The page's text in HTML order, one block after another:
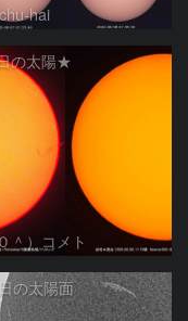
hai
の太陽★
＾）コメト
の太陽面